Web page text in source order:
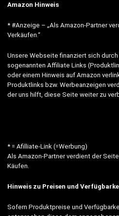
Amazon Hinweis
* #Anzeige – „Als Amazon-Partner
Verkäufen.“
Unsere Webseite finanziert sich
sogenannten Affiliate Links
oder einem Hinweis auf Amazon
Produktlinks bzw. Werbeanzeigen
der uns hilft, diese Seite weiter zu
* = Afilliate-Link (=Werbung)
Als Amazon-Partner verdient der
Käufen.
Hinweis zu Preisen und
Sofern Produktpreise und